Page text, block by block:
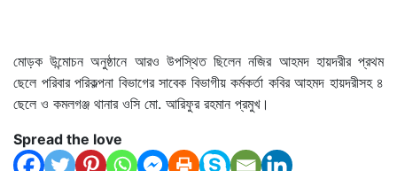
মোড়ক উন্মোচন অনুষ্ঠানে আরও উপস্থিত ছিলেন নজির আহমদ হায়দরীর প্রথম
ছেলে পরিবার পরিকল্পনা বিভাগের সাবেক বিভাগীয় কর্মকর্তা কবির আহমদ হায়দরীসহ ৪
ছেলে ও কমলগঞ্জ থানার ওসি মো. আরিফুর রহমান প্রমুখ।
Spread the love